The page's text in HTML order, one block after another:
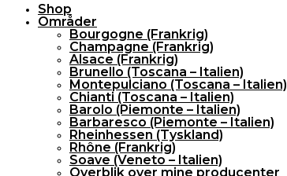
Shop
Områder
Bourgogne (Frankrig)
Champagne (Frankrig)
Alsace (Frankrig)
Brunello (Toscana – Italien)
Montepulciano (Toscana – Italien)
Chianti (Toscana – Italien)
Barolo (Piemonte – Italien)
Barbaresco (Piemonte – Italien)
Rheinhessen (Tyskland)
Rhône (Frankrig)
Soave (Veneto – Italien)
Overblik over mine producenter